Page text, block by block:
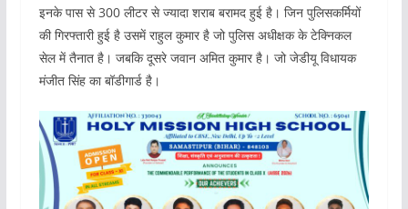
इनके पास से 300 लीटर से ज्यादा शराब बरामद हुई है। जिन पुलिसकर्मियों
की गिरफ्तारी हुई है उसमें राहुल कुमार है जो पुलिस अधीक्षक के टेक्निकल
सेल में तैनात है। जबकि दूसरे जवान अमित कुमार है। जो जेडीयू विधायक
मंजीत सिंह का बॉडीगार्ड है।